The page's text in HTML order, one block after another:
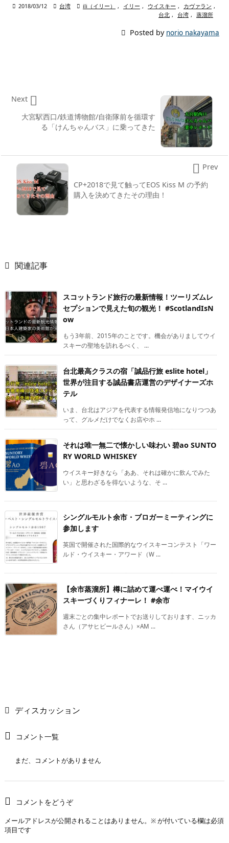
 2018/03/12  台湾  ili（イリー） , イリー , ウイスキー , カヴァラン ,
台北 , 台湾 , 蒸溜所
 Posted by norio nakayama
大宮駅西口/鉄道博物館/自衛隊前を循環す
る「けんちゃんバス」に乗ってきた

Next
CP+2018で見て触ってEOS Kiss M の予約
購入を決めてきたその理由！
 Prev
 関連記事
スコットランド旅行の最新情報！ツーリズムレ
セプションで見えた旬の観光！ #ScotlandIsN
ow
もう3年前、2015年のことです。機会がありましてウイ
スキーの聖地を訪れるべく、 ...
台北最高クラスの宿「誠品行旅 eslite hotel」
世界が注目する誠品書店運営のデザイナーズホ
テル
いま、台北はアジアを代表する情報発信地になりつつあ
って、グルメだけでなくお店やホ ...
それは唯一無二で懐かしい味わい 碧ao SUNTO
RY WORLD WHISKEY
ウイスキー好きなら「ああ、それは確かに飲んでみた
い」と思わざるを得ないような、そ ...
シングルモルト余市・ブロガーミーティングに
参加します
英国で開催された国際的なウイスキーコンテスト「ワー
ルド・ウイスキー・アワード（W ...
【余市蒸溜所】樽に詰めて運べ運べ！マイウイ
スキーづくりフィナーレ！ #余市
週末ごとの集中レポートでお送りしております、ニッカ
さん（アサヒビールさん）×AM ...
ディスカッション
コメント一覧
まだ、コメントがありません
コメントをどうぞ
メールアドレスが公開されることはありません。 ※が付いている欄は必須
項目です